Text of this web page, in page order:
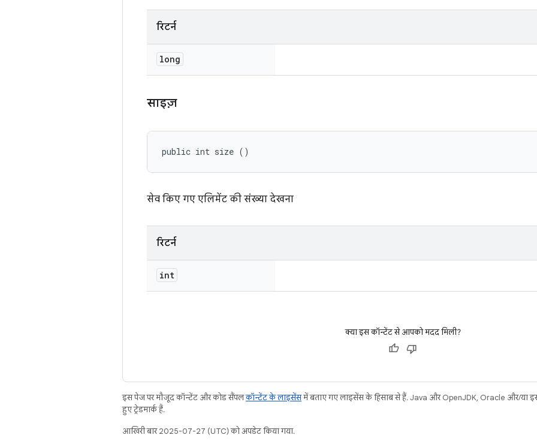
रिटर्न
long
साइज़
public int size ()
सेव किए गए एलिमेंट की संख्या देखना
रिटर्न
int
क्या इस कॉन्टेंट से आपको मदद मिली?
इस पेज पर मौजूद कॉन्टेंट और कोड सैंपलकॉन्टेंट के लाइसेंसमें बताए गए लाइसेंस के हिसाब से हैं. Java और OpenJDK, Oracle और/या
हुए ट्रेडमार्क हैं.
आखिरी बार 2025-07-27 (UTC) को अपडेट किया गया.